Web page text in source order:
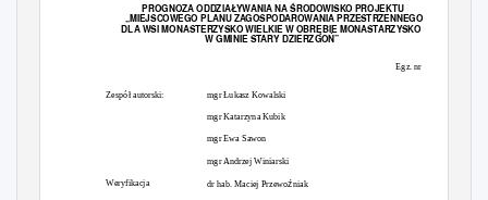
PROGNOZA ODDZIAŁYWANIA NAŚRODOWISKO PROJEKTU
„MIEJSCOWEGO PLANU ZAGOSPODAROWANIA PRZESTRZENNEGO
DLA WSI MONASTERZYSKO WIELKIE W OBRĘBIE MONASTARZYSKO
W GMINIE STARY DZIERZGOŃ”
Egz. nr
Zespół autorski: mgr Łukasz Kowalski
mgr Katarzyna Kubik
mgr Ewa Sawon
mgr Andrzej Winiarski
dr hab. Maciej Przewoźniak
Weryfikacja